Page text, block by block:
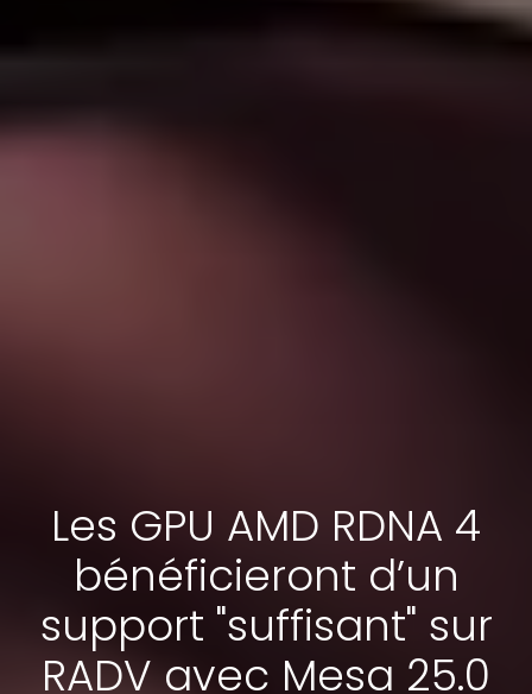
Les GPU AMD RDNA 4
bénéficieront d’un
support "suffisant" sur
RADV avec Mesa 25.0